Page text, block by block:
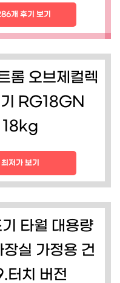
개 후기 보기
롬 오브제컬렉
RG18GN
18kg
최저가 보기
타월 대용량
실 가정용 건
터치 버전